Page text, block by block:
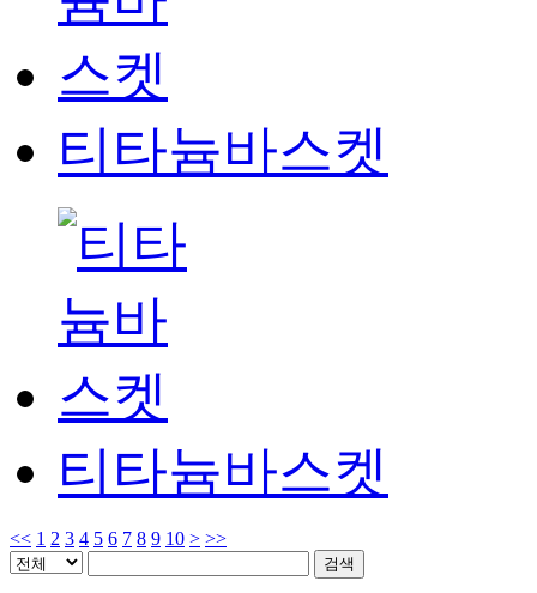
티타늄바스켓
티타늄바스켓
<< 1 2 3 4 5 6 7 8 9 10 > >>